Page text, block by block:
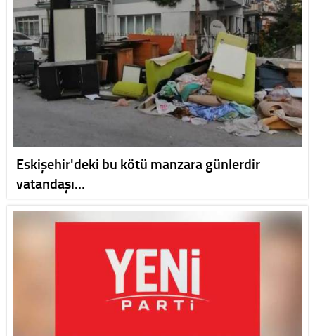
Eskişehir'deki bu kötü manzara günlerdir
vatandaşı…